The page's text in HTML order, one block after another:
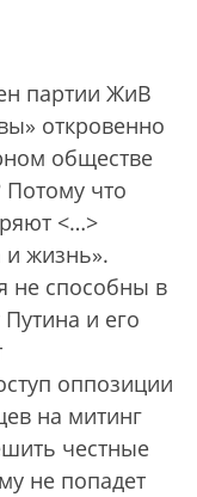
партии ЖиВ
откровенно
обществе
Потому что
<…>
и жизнь».
не способны в
и его
оппозиции
на митинг
честные
не попадет